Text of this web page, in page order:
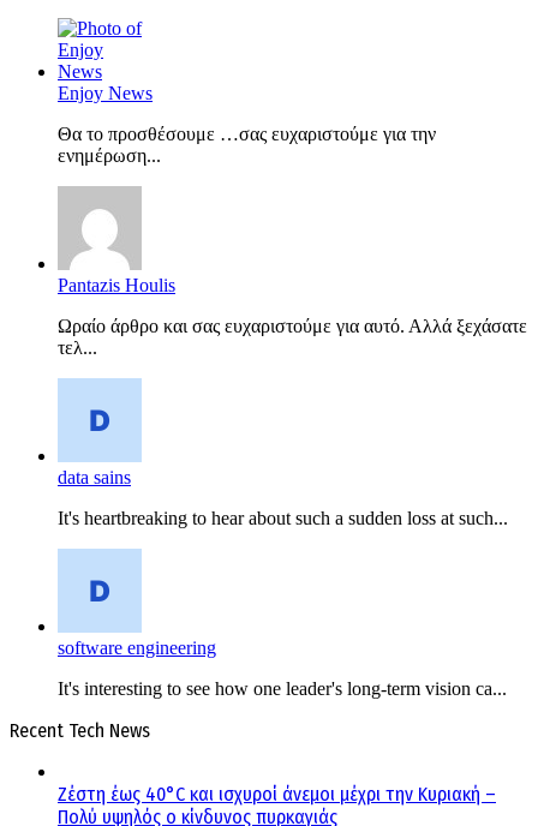
Enjoy News
Θα το προσθέσουμε …σας ευχαριστούμε για την
ενημέρωση...
Pantazis Houlis
Ωραίο άρθρο και σας ευχαριστούμε για αυτό. Αλλά ξεχάσατε
τελ...
data sains
It's heartbreaking to hear about such a sudden loss at such...
software engineering
It's interesting to see how one leader's long-term vision ca...
Recent Tech News
Ζέστη έως 40°C και ισχυροί άνεμοι μέχρι την Κυριακή –
Πολύ υψηλός ο κίνδυνος πυρκαγιάς